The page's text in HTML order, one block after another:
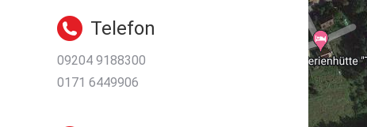
Telefon
09204 9188300
0171 6449906